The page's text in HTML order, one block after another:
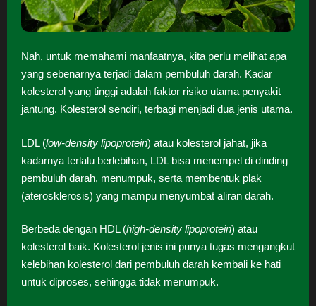
Nah, untuk memahami manfaatnya, kita perlu melihat apa
yang sebenarnya terjadi dalam pembuluh darah. Kadar
kolesterol yang tinggi adalah faktor risiko utama penyakit
jantung. Kolesterol sendiri, terbagi menjadi dua jenis utama.
LDL (low-density lipoprotein) atau kolesterol jahat, jika
kadarnya terlalu berlebihan, LDL bisa menempel di dinding
pembuluh darah, menumpuk, serta membentuk plak
(aterosklerosis) yang mampu menyumbat aliran darah.
Berbeda dengan HDL (high-density lipoprotein) atau
kolesterol baik. Kolesterol jenis ini punya tugas mengangkut
kelebihan kolesterol dari pembuluh darah kembali ke hati
untuk diproses, sehingga tidak menumpuk.